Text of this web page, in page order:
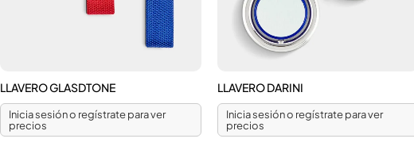
LLAVERO GLASDTONE
Inicia sesión o regístrate para ver
precios
LLAVERO DARINI
Inicia sesión o regístrate para ver
precios